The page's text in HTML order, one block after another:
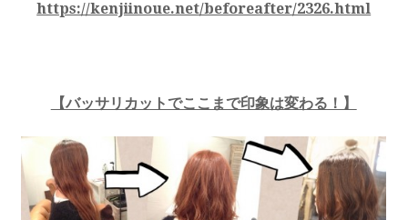
https://kenjiinoue.net/beforeafter/2326.html
【バッサリカットでここまで印象は変わる！】